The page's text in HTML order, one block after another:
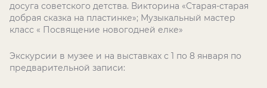
досуга советского детства. Викторина «Старая-старая
добрая сказка на пластинке»; Музыкальный мастер
класс « Посвящение новогодней елке»
Экскурсии в музее и на выставках с 1 по 8 января по
предварительной записи: